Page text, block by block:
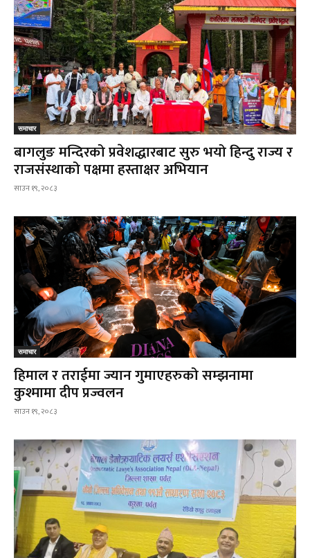
समाचार
बागलुङ मन्दिरको प्रवेशद्धारबाट सुरु भयो हिन्दु राज्य र
राजसंस्थाको पक्षमा हस्ताक्षर अभियान
साउन १९, २०८३
समाचार
हिमाल र तराईमा ज्यान गुमाएहरुको सम्झनामा
कुश्मामा दीप प्रज्वलन
साउन १९, २०८३